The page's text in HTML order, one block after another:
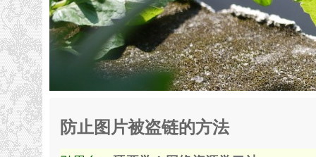
防止图片被盗链的方法